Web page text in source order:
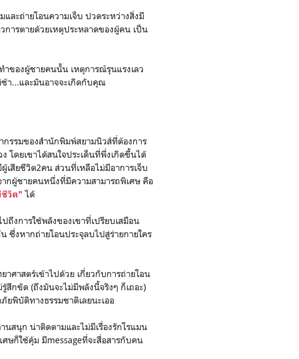
ละถ่ายโอนความเจ็บ ปวดระหว่างสิ่งมี
การตายด้วยเหตุประหลาดของผู้คน เป็น
ำของผู้ชายคนนั้น เหตุการณ์รุนแรงเลว
า...และมันอาจจะเกิดกับคุณ
รรมของสำนักพิมพ์สยามนิวส์ที่ต้องการ
โดยเขาได้สนใจประเด็นที่พึ่งเกิดขึ้นได้
เสียชีวิต2คน ส่วนที่เหลือไม่มีอาการเจ็บ
ากผู้ชายคนหนึ่งที่มีความสามารถพิเศษ คือ
ชีวิต"ได้
ถึงการใช้พลังของเขาที่เปรียบเสมือน
ซึ่งหากถ่ายโอนประจุลบไปสู่ร่ายกายใคร
ศาสตร์เข้าไปด้วย เกี่ยวกับการถ่ายโอน
สึกขัด (ถึงมันจะไม่มีพลังนี้จริงๆ ก็เถอะ)
ยพิบัติทางธรรมชาติเลยนะเออ
สนุก น่าติดตามและไม่มีเรื่องรักโรแมน
ศษก็ใช้คุ้ม มีmessageที่จะสื่อสารกับคน